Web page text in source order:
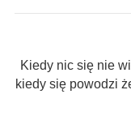
Kiedy nic się nie
kiedy się powodzi